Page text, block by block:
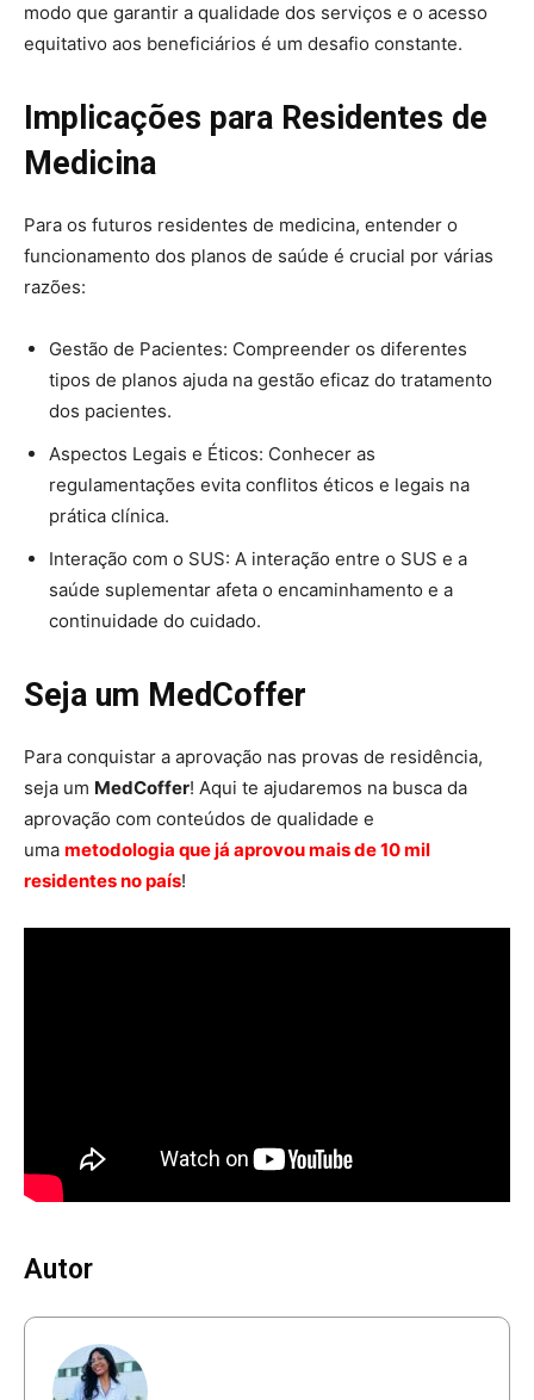
modo que garantir a qualidade dos serviços e o acesso
equitativo aos beneficiários é um desafio constante.
Implicações para Residentes de
Medicina
Para os futuros residentes de medicina, entender o
funcionamento dos planos de saúde é crucial por várias
razões:
Gestão de Pacientes: Compreender os diferentes
tipos de planos ajuda na gestão eficaz do tratamento
dos pacientes.
Aspectos Legais e Éticos: Conhecer as
regulamentações evita conflitos éticos e legais na
prática clínica.
Interação com o SUS: A interação entre o SUS e a
saúde suplementar afeta o encaminhamento e a
continuidade do cuidado.
Seja um MedCoffer
Para conquistar a aprovação nas provas de residência,
seja um MedCoffer! Aqui te ajudaremos na busca da
aprovação com conteúdos de qualidade e
uma metodologia que já aprovou mais de 10 mil
residentes no país!
Autor